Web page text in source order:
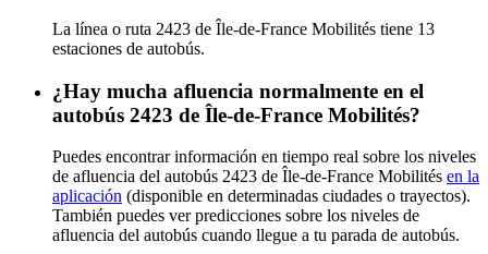
La línea o ruta 2423 de Île-de-France Mobilités tiene 13
estaciones de autobús.
¿Hay mucha afluencia normalmente en el
autobús 2423 de Île-de-France Mobilités?
Puedes encontrar información en tiempo real sobre los niveles
de afluencia del autobús 2423 de Île-de-France Mobilités en la
aplicación (disponible en determinadas ciudades o trayectos).
También puedes ver predicciones sobre los niveles de
afluencia del autobús cuando llegue a tu parada de autobús.